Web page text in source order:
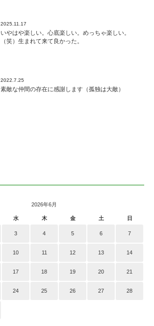
2025.11.17
いやはや楽しい。心底楽しい。めっちゃ楽しい。
（笑）生まれて来て良かった。
2022.7.25
素敵な仲間の存在に感謝します（孤独は大敵）
2026年6月
水 木 金 土 日
3 4 5 6 7
10 11 12 13 14
17 18 19 20 21
24 25 26 27 28